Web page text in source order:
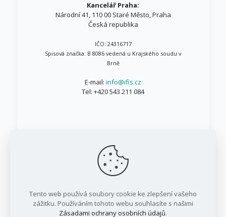
Kancelář Praha:
Národní 41, 110 00 Staré Město, Praha
Česká republika
IČO: 24316717
Spisová značka: B 8086 vedená u Krajského soudu v
Brně
E-mail: info@ifis.cz
Tel: +420 543 211 084
/ IFIS investiční fond, a.s.
Tento web používá soubory cookie ke zlepšení vašeho
zážitku. Používáním tohoto webu souhlasíte s našimi
Zásadami ochrany osobních údajů.